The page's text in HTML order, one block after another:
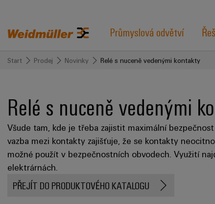
Průmyslová odvětví
Start Prodej Novinky Relé s nuceně vedenými kontakty
Relé s nuceně vedenými
Všude tam, kde je třeba zajistit maximální
vazba mezi kontakty zajišťuje, že se kontakty
možné použít v bezpečnostních obvodech. Využití
elektrárnách.
PŘEJÍT DO PRODUKTOVÉHO KATALOGU